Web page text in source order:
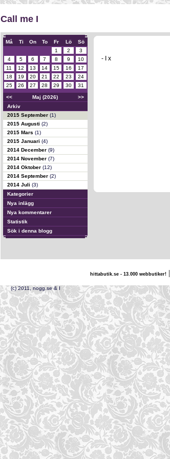
Call me I
Må Ti On To Fr Lö
Sö
1
2
3
4
5 6 7 8 9
10
11
12 13 14 15 16
17
18
19 20 21 22 23
24
25
26 27 28 29 30 31
<< Maj (2026)
>>
Arkiv
2015 September (1)
2015 Augusti (2)
2015 Mars (1)
2015 Januari (4)
2014 December (9)
2014 November (7)
2014 Oktober (12)
2014 September (2)
2014 Juli (3)
Kategorier
Nya inlägg
Nya kommentarer
Statistik
Sök i denna blogg
- I x
hittabutik.se - 13.000 webbutiker!|
(c) 2011, nogg.se & I